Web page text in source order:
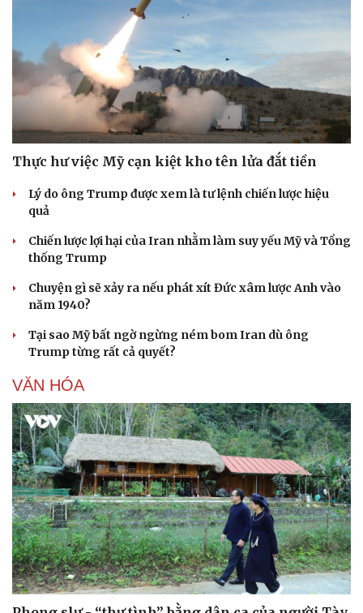
Thực hư việc Mỹ cạn kiệt kho tên lửa đắt tiền
Lý do ông Trump được xem là tư lệnh chiến lược hiệu
quả
Chiến lược lợi hại của Iran nhằm làm suy yếu Mỹ và Tổng
thống Trump
Chuyện gì sẽ xảy ra nếu phát xít Đức xâm lược Anh vào
năm 1940?
Tại sao Mỹ bất ngờ ngừng ném bom Iran dù ông
Trump từng rất cả quyết?
VĂN HÓA